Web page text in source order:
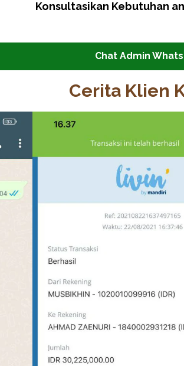
Konsultasikan Kebutuhan
Chat Admin
Cerita Klien